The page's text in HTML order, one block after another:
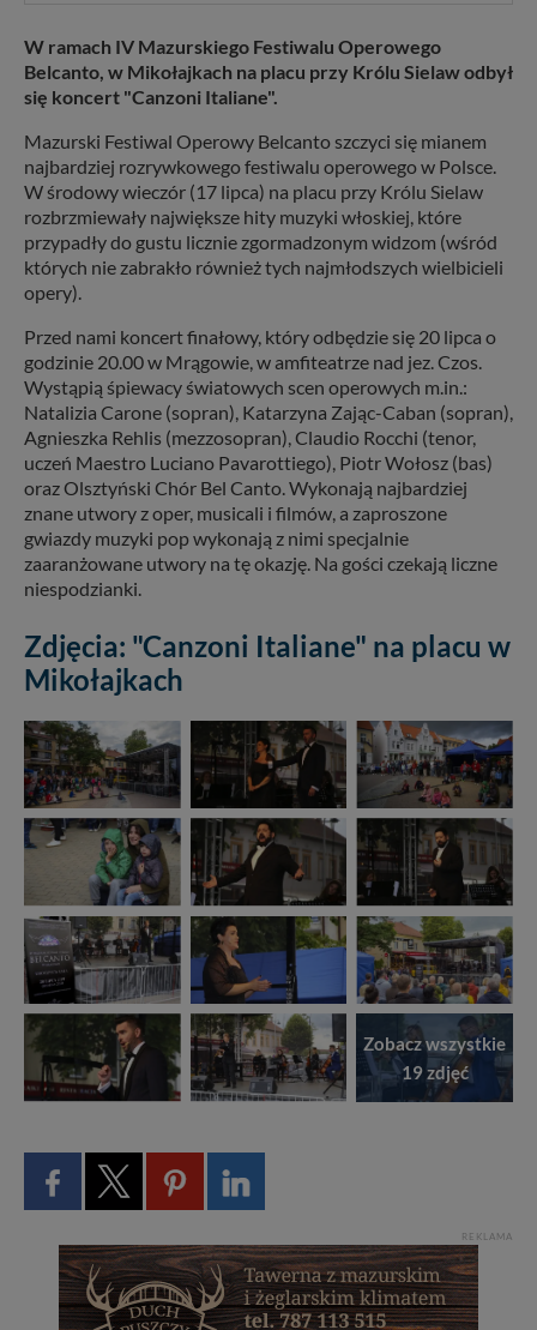
W ramach IV Mazurskiego Festiwalu Operowego
Belcanto, w Mikołajkach na placu przy Królu Sielaw odbył
się koncert "Canzoni Italiane".
Mazurski Festiwal Operowy Belcanto szczyci się mianem
najbardziej rozrywkowego festiwalu operowego w Polsce.
W środowy wieczór (17 lipca) na placu przy Królu Sielaw
rozbrzmiewały największe hity muzyki włoskiej, które
przypadły do gustu licznie zgormadzonym widzom (wśród
których nie zabrakło również tych najmłodszych wielbicieli
opery).
Przed nami koncert finałowy, który odbędzie się 20 lipca o
godzinie 20.00 w Mrągowie, w amfiteatrze nad jez. Czos.
Wystąpią śpiewacy światowych scen operowych m.in.:
Natalizia Carone (sopran), Katarzyna Zając-Caban (sopran),
Agnieszka Rehlis (mezzosopran), Claudio Rocchi (tenor,
uczeń Maestro Luciano Pavarottiego), Piotr Wołosz (bas)
oraz Olsztyński Chór Bel Canto. Wykonają najbardziej
znane utwory z oper, musicali i filmów, a zaproszone
gwiazdy muzyki pop wykonają z nimi specjalnie
zaaranżowane utwory na tę okazję. Na gości czekają liczne
niespodzianki.
Zdjęcia: "Canzoni Italiane" na placu w
Mikołajkach
Zobacz wszystkie
19 zdjęć
REKLAMA